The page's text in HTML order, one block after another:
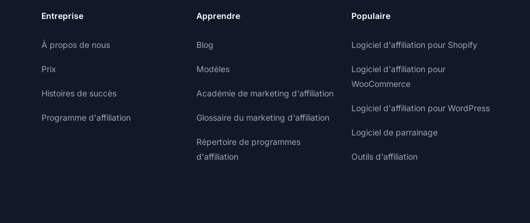
Entreprise
À propos de nous
Prix
Histoires de succès
Programme d'affiliation
Apprendre
Blog
Modèles
Académie de marketing d'affiliation
Glossaire du marketing d'affiliation
Répertoire de programmes
d'affiliation
Populaire
Logiciel d'affiliation pour Shopify
Logiciel d'affiliation pour
WooCommerce
Logiciel d'affiliation pour WordPress
Logiciel de parrainage
Outils d'affiliation